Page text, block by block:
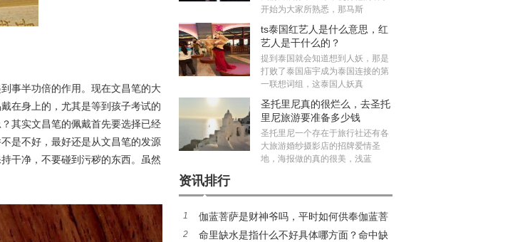
事半功倍的作用。现在文昌笔的大
在身上的，尤其是等到孩子考试的
其实文昌笔的佩戴首先要选择已经
是不好，最好还是从文昌笔的发源
干净，不要碰到污秽的东西。虽然
开始为大家所熟悉，那马斯
ts泰国红艺人是什么意思，红
艺人是干什么的？
提到泰国就会知道想到人妖，那是
打败了泰国庙宇成为泰国连接的第
一联想词组，这泰国人妖真
圣托里尼真的很烂么，去圣托
里尼旅游要准备多少钱
圣托里尼一个存在于旅行社还有各
大旅游婚纱摄影店的招牌爱情圣
地，海报做的真的很美，浅蓝
资讯排行
1
伽蓝菩萨是财神爷吗，平时如何供奉伽蓝菩
萨？
2
命里缺水是指什么不好具体哪方面？命中缺